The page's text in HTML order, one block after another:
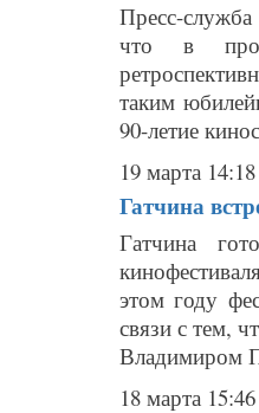
Пресс-
что в
таким
90-летие
19 марта 14:18
Гатчина
Гатчина
этом году
связи с тем,
Владимиром
18 марта 15:46